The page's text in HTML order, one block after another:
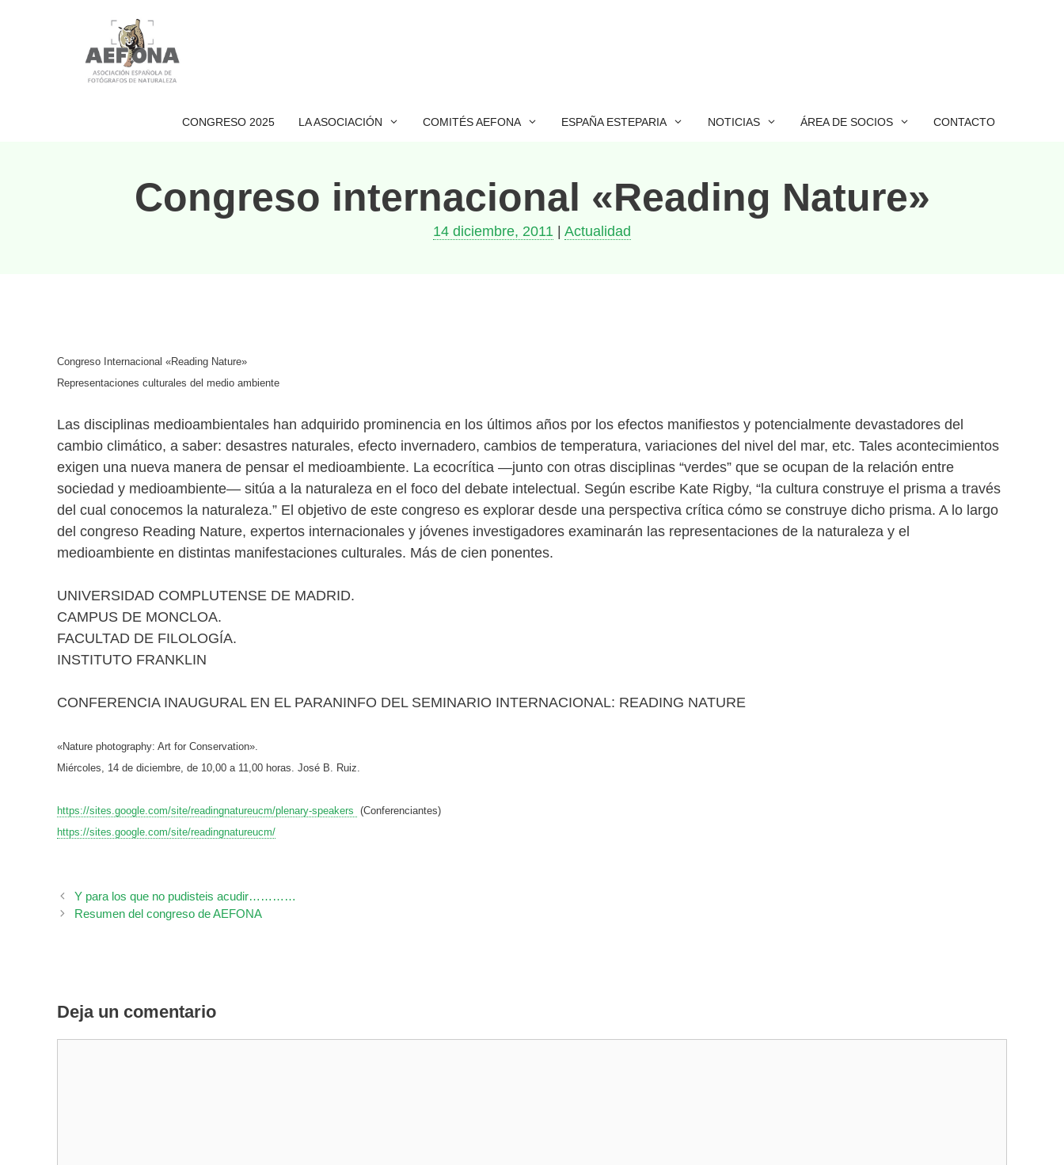
CONGRESO 2025 LA ASOCIACIÓN COMITÉS AEFONA ESPAÑA ESTEPARIA NOTICIAS ÁREA DE SOCIOS CONTACTO
Congreso internacional «Reading Nature»
14 diciembre, 2011 Actualidad
Congreso Internacional «Reading Nature»
Representaciones culturales del medio ambiente
Las disciplinas medioambientales han adquirido prominencia en los últimos años por los efectos manifiestos y potencialmente devastadores del
cambio climático, a saber: desastres naturales, efecto invernadero, cambios de temperatura, variaciones del nivel del mar, etc. Tales acontecimientos
exigen una nueva manera de pensar el medioambiente. La ecocrítica —junto con otras disciplinas “verdes” que se ocupan de la relación entre
sociedad y medioambiente— sitúa a la naturaleza en el foco del debate intelectual. Según escribe Kate Rigby, “la cultura construye el prisma a través
del cual conocemos la naturaleza.” El objetivo de este congreso es explorar desde una perspectiva crítica cómo se construye dicho prisma. A lo largo
del congreso Reading Nature, expertos internacionales y jóvenes investigadores examinarán las representaciones de la naturaleza y el
medioambiente en distintas manifestaciones culturales. Más de cien ponentes.
UNIVERSIDAD COMPLUTENSE DE MADRID.
CAMPUS DE MONCLOA.
FACULTAD DE FILOLOGÍA.
INSTITUTO FRANKLIN
CONFERENCIA INAUGURAL EN EL PARANINFO DEL SEMINARIO INTERNACIONAL: READING NATURE
«Nature photography: Art for Conservation».
Miércoles, 14 de diciembre, de 10,00 a 11,00 horas. José B. Ruiz.
https://sites.google.com/site/readingnatureucm/plenary-speakers (Conferenciantes)
https://sites.google.com/site/readingnatureucm/
Y para los que no pudisteis acudir…………
Resumen del congreso de AEFONA
Deja un comentario